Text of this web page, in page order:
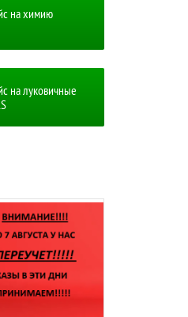
на химию
на луковичные